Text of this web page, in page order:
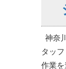
神奈
タッ
作業